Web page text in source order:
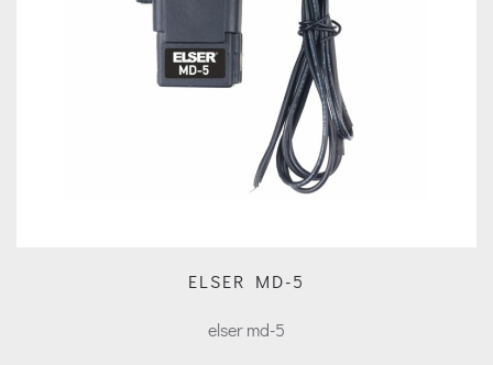
ELSER MD-5
elser md-5